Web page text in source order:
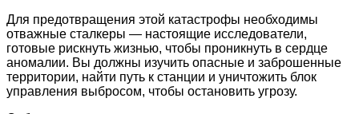
Для предотвращения этой катастрофы необходимы
отважные сталкеры — настоящие исследователи,
готовые рискнуть жизнью, чтобы проникнуть в сердце
аномалии. Вы должны изучить опасные и заброшенные
территории, найти путь к станции и уничтожить блок
управления выбросом, чтобы остановить угрозу.